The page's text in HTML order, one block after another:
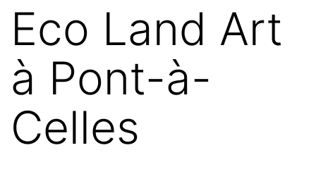
Eco Land Art
à Pont-à-
Celles